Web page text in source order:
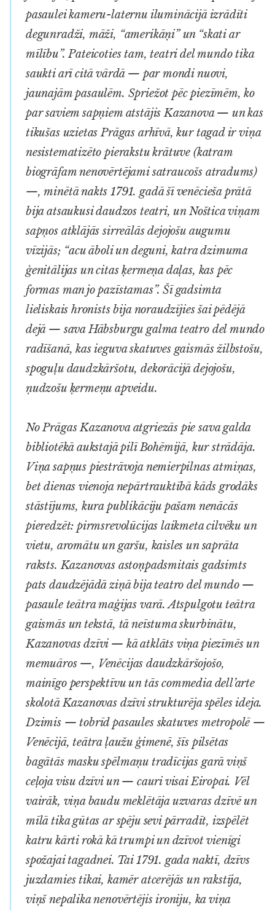
pasaulei kameru-laternu iluminācijā izrādīti
degunradži, māži, “amerikāņi” un “skati ar
mīlību”. Pateicoties tam,teatri del mundotika
saukti arī citā vārdā — parmondi nuovi,
jaunajām pasaulēm. Spriežot pēc piezīmēm, ko
par saviem sapņiem atstājis Kazanova — un kas
tikušas uzietas Prāgas arhīvā, kur tagad ir viņa
nesistematizēto pierakstu krātuve (katram
biogrāfam nenovērtējami satraucošs atradums)
—, minētā nakts 1791. gadā šī venēcieša prātā
bija atsaukusi daudzos teatri, un Noštica viņam
sapņos atklājās sirreālās dejojošu augumu
vīzijās; “acu āboli un deguni, katra dzimuma
ģenitālijas un citas ķermeņa daļas, kas pēc
formas man jo pazīstamas”. Šī gadsimta
lieliskais hronists bija noraudzījies šai pēdējā
dejā — sava Hābsburgu galmateatro del mundo
radīšanā, kas ieguva skatuves gaismās žilbstošu,
spoguļu daudzkāršotu, dekorācijā dejojošu,
ņudzošu ķermeņu apveidu.
No Prāgas Kazanova atgriezās pie sava galda
bibliotēkā aukstajā pilī Bohēmijā, kur strādāja.
Viņa sapņus piestrāvoja nemierpilnas atmiņas,
bet dienas vienoja nepārtrauktībā kāds grodāks
stāstījums, kura publikāciju pašam nenācās
pieredzēt: pirmsrevolūcijas laikmeta cilvēku un
vietu, aromātu un garšu, kaisles un saprāta
raksts. Kazanovas astoņpadsmitais gadsimts
pats daudzējādā ziņā bijateatro del mundo —
pasaule teātra maģijas varā. Atspulgotu teātra
gaismās un tekstā, tā neīstuma skurbinātu,
Kazanovas dzīvi — kā atklāts viņa piezīmēs un
memuāros —, Venēcijas daudzkāršojošo,
mainīgo perspektīvu un tāscommedia dell’arte
skolotā Kazanovas dzīvi strukturēja spēles ideja.
Dzimis — tobrīd pasaules skatuves metropolē —
Venēcijā, teātra ļaužu ģimenē, šīs pilsētas
bagātās masku spēlmaņu tradīcijas garā viņš
ceļoja visu dzīvi un — cauri visai Eiropai. Vēl
vairāk, viņa baudu meklētāja uzvaras dzīvē un
mīlā tika gūtas ar spēju sevi pārradīt, izspēlēt
katru kārti rokā kā trumpi un dzīvot vienīgi
spožajai tagadnei. Tai 1791. gada naktī, dzīvs
juzdamies tikai, kamēr atcerējās un rakstīja,
viņš nepalika nenovērtējis ironiju, ka viņa